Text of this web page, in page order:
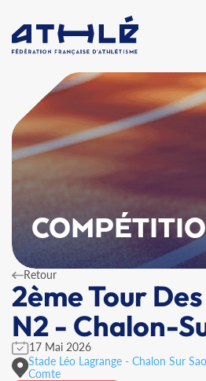
Retour
2ème Tour
N2 - Chalon-
17 Mai 2026
Stade Léo Lagrange - Chalon Sur
Comte